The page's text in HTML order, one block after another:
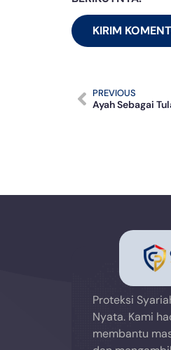
PREVIOUS
Proteksi
Nyata. Kami
membantu